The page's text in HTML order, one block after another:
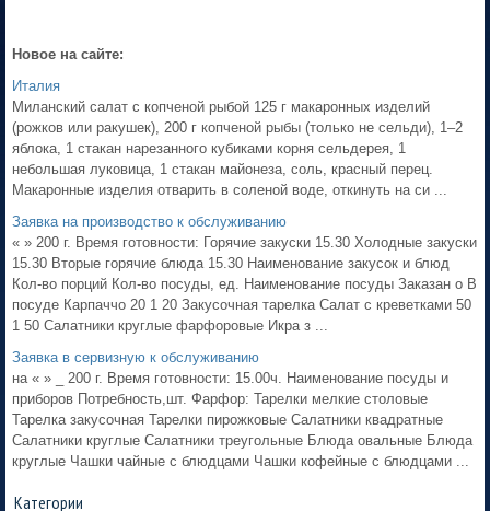
Новое на сайте:
Италия
Миланский салат с копченой рыбой 125 г макаронных изделий
(рожков или ракушек), 200 г копченой рыбы (только не сельди), 1–2
яблока, 1 стакан нарезанного кубиками корня сельдерея, 1
небольшая луковица, 1 стакан майонеза, соль, красный перец.
Макаронные изделия отварить в соленой воде, откинуть на си ...
Заявка на производство к обслуживанию
« » 200 г. Время готовности: Горячие закуски 15.30 Холодные закуски
15.30 Вторые горячие блюда 15.30 Наименование закусок и блюд
Кол-во порций Кол-во посуды, ед. Наименование посуды Заказан о В
посуде Карпаччо 20 1 20 Закусочная тарелка Салат с креветками 50
1 50 Салатники круглые фарфоровые Икра з ...
Заявка в сервизную к обслуживанию
на « » _ 200 г. Время готовности: 15.00ч. Наименование посуды и
приборов Потребность,шт. Фарфор: Тарелки мелкие столовые
Тарелка закусочная Тарелки пирожковые Салатники квадратные
Салатники круглые Салатники треугольные Блюда овальные Блюда
круглые Чашки чайные с блюдцами Чашки кофейные с блюдцами ...
Категории